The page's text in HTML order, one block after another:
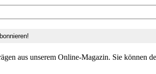
aus unserem Online-Magazin. Sie können